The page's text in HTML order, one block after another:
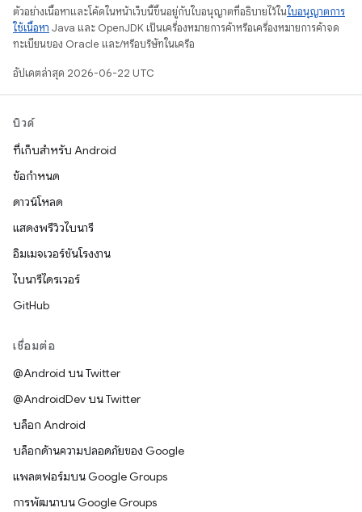
ตัวอย่างเนื้อหาและโค้ดในหน้าเว็บนี้ขึ้นอยู่กับใบอนุญาตที่อธิบายไว้ในใบอนุญาตการ
ใช้เนื้อหา Java และ OpenJDK เป็นเครื่องหมายการค้าหรือเครื่องหมายการค้าจด
ทะเบียนของ Oracle และ/หรือบริษัทในเครือ
อัปเดตล่าสุด 2026-06-22 UTC
บิวด์
ที่เก็บสำหรับ Android
ข้อกำหนด
ดาวน์โหลด
แสดงพรีวิวไบนารี
อิมเมจเวอร์ชันโรงงาน
ไบนารีไดรเวอร์
GitHub
เชื่อมต่อ
@Android บน Twitter
@AndroidDev บน Twitter
บล็อก Android
บล็อกด้านความปลอดภัยของ Google
แพลตฟอร์มบน Google Groups
การพัฒนาบน Google Groups